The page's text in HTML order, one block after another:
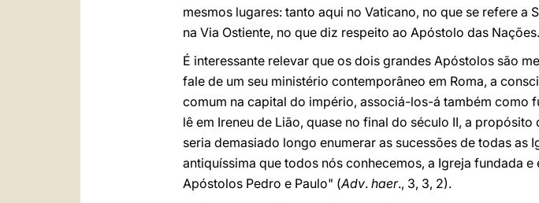
mesmos lugares: tanto aqui no Vaticano, no que se refere
na Via Ostiente, no que diz respeito ao Apóstolo das Nações.
É interessante relevar que os dois grandes Apóstolos são
fale de um seu ministério contemporâneo em Roma, a
comum na capital do império, associá-los-á também como
lê em Ireneu de Lião, quase no final do século II, a
seria demasiado longo enumerar as sucessões de todas as
antiquíssima que todos nós conhecemos, a Igreja fundada
Apóstolos Pedro e Paulo" (Adv. haer., 3, 3, 2).